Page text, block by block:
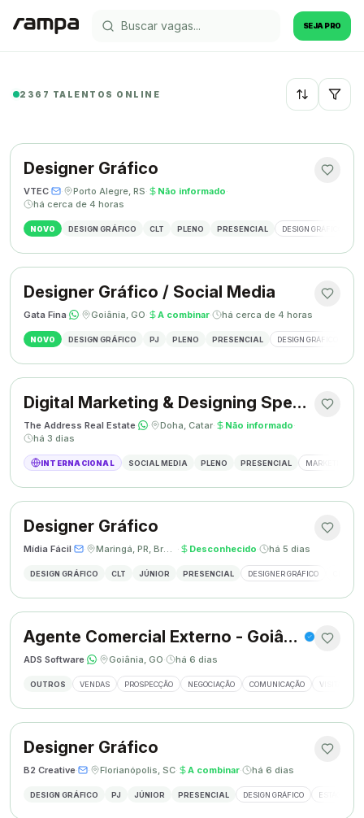
SEJA PRO
2367 TALENTOS ONLINE Recentes
Designer Gráfico
VTEC· · Porto Alegre, RS· Não informado·
há cerca de 4 horas
NOVO DESIGN GRÁFICO CLT PLENO PRESENCIAL DESIGN GRÁFICO
Designer Gráfico / Social Media
Gata Fina· · Goiânia, GO· A combinar· há cerca de 4 horas
NOVO DESIGN GRÁFICO PJ PLENO PRESENCIAL DESIGN GRÁFICO
Digital Marketing & Designing Specialist
The Address Real Estate· · Doha, Catar· Não informado·
há 3 dias
INTERNACIONAL SOCIAL MEDIA PLENO PRESENCIAL MARKETING
Designer Gráfico
Mídia Fácil· · Maringá, PR, Brasil · Desconhecido· há 5 dias
DESIGN GRÁFICO CLT JÚNIOR PRESENCIAL DESIGNER GRÁFICO
Agente Comercial Externo - Goiânia
ADS Software· · Goiânia, GO· há 6 dias
OUTROS VENDAS PROSPECÇÃO NEGOCIAÇÃO COMUNICAÇÃO VISITAS
Designer Gráfico
B2 Creative· · Florianópolis, SC· A combinar· há 6 dias
DESIGN GRÁFICO PJ JÚNIOR PRESENCIAL DESIGN GRÁFICO ESTÁGIO